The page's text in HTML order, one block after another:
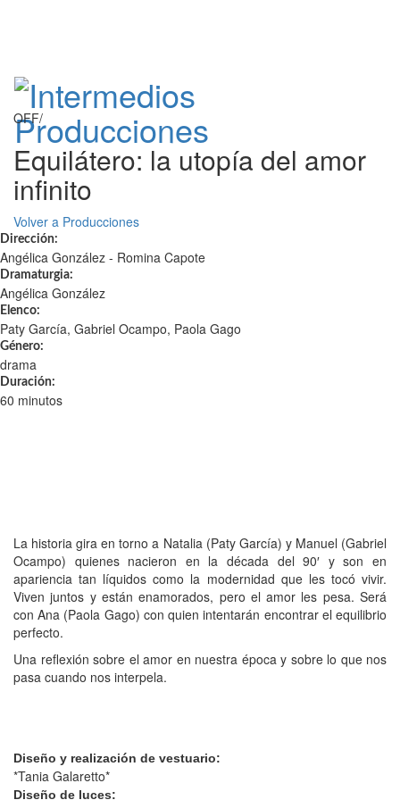
OFF/
Equilátero: la utopía del amor
infinito
Volver a Producciones
Dirección:
Angélica González - Romina Capote
Dramaturgia:
Angélica González
Elenco:
Paty García, Gabriel Ocampo, Paola Gago
Género:
drama
Duración:
60 minutos
La historia gira en torno a Natalia (Paty García) y Manuel (Gabriel
Ocampo) quienes nacieron en la década del 90′ y son en
apariencia tan líquidos como la modernidad que les tocó vivir.
Viven juntos y están enamorados, pero el amor les pesa. Será
con Ana (Paola Gago) con quien intentarán encontrar el equilibrio
perfecto.
Una reflexión sobre el amor en nuestra época y sobre lo que nos
pasa cuando nos interpela.
Diseño y realización de vestuario:
*Tania Galaretto*
Diseño de luces: